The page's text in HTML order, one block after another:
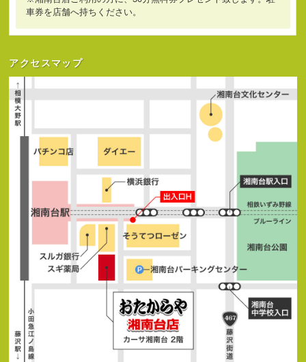
車券を店舗へ持ちください。
アクセスマップ